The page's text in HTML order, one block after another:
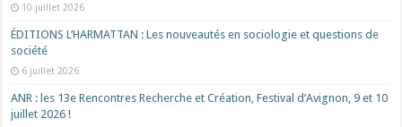
10 juillet 2026
ÉDITIONS L’HARMATTAN : Les nouveautés en sociologie et questions de
société
6 juillet 2026
ANR : les 13e Rencontres Recherche et Création, Festival d’Avignon, 9 et 10
juillet 2026 !